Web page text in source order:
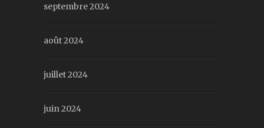
septembre 2024
août 2024
juillet 2024
juin 2024